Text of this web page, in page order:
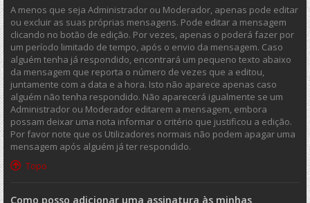
A menos que seja Administrador ou Moderador, apenas pode editar
ou excluir as suas próprias mensagens. Pode editar a mensagem
clicando no botão de edição. Por vezes, apenas o poderá fazer por
um período limitado de tempo, após o envio da mensagem. Caso
alguém tenha já respondido, encontrará um pequeno texto abaixo
da mensagem que reporta o número de vezes que a editou,
juntamente com a data e a hora. Isto não aparece apenas caso
alguém não tenha respondido. Não aparecerá igualmente se um
Administrador ou Moderador editarem a mensagem, embora
possam deixar uma nota informar o critério que justificou a edição.
Por favor note que os Utilizadores normais não podem apagar uma
mensagem após alguém já ter respondido.
Topo
Como posso adicionar uma assinatura às minhas